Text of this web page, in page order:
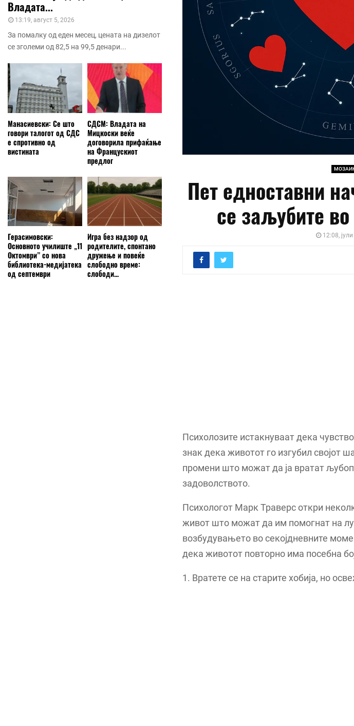
Пет едноставни
се заљубите
12:08,
Психолозите истакнуваат дека
знак дека животот го изгубил својот
промени што можат да ја вратат
задоволството.
Психологот Марк Траверс откри
живот што можат да им помогнат на
возбудувањето во секојдневните
дека животот повторно има посебна
1. Вратете се на старите хобија, но
Владата...
13:19, август 5, 2026
За помалку од еден месец, цената на дизелот
се зголеми од 82,5 на 99,5 денари...
Манасиевски: Се што
говори талогот од СДС
е спротивно од
вистината
СДСМ: Владата на
Мицкоски веќе
договорила прифаќање
на Францускиот
предлог
Герасимовски:
Основното училиште „11
Октомври” со нова
библиотека-медијатека
од септември
Игра без надзор од
родителите, спонтано
дружење и повеќе
слободно време:
слободи...